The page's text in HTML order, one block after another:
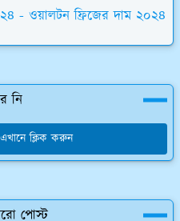
- ওয়ালটন ফ্রিজের দাম ২০২৪
নি
ক্লিক করুন
পোস্ট